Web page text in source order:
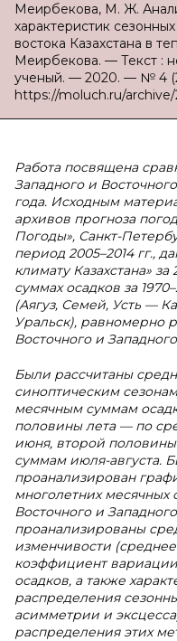
Меирбекова, М. Ж.
характеристик
востока Казахстана в
Меирбекова. — Текст :
ученый. — 2020. — № 4
https://moluch.ru/archive/
Работа посвящена
Западного и
года. Исходным
архивов прогноза
Погоды», Санкт-
период 2005–2014 гг.,
климату Казахстана»
суммах осадков за
(Аягуз, Семей, Усть —
Уральск), равномерно
Восточного и Западного
Были рассчитаны
синоптическим
месячным суммам
половины лета — по
июня, второй
суммам июля-августа.
проанализирован
многолетних месячных
Восточного и
проанализированы
изменчивости
коэффициент
осадков, а также
распределения
асимметрии и
распределения этих